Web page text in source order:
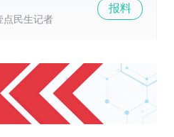
点民生记者
报料